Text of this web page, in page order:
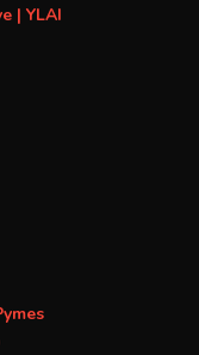
| YLAI